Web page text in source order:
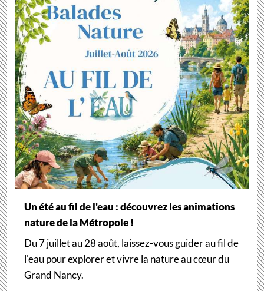
Un été au fil de l'eau : découvrez les animations
nature de la Métropole !
Du 7 juillet au 28 août, laissez-vous guider au fil de
l'eau pour explorer et vivre la nature au cœur du
Grand Nancy.